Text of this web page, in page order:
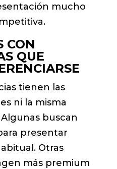
mucho
CON
QUE
tienen las
ni la misma
buscan
presentar
Otras
más premium